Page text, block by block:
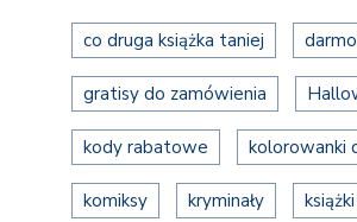
co druga książka taniej
gratisy do zamówienia
kody rabatowe kolorowanki
komiksy kryminały